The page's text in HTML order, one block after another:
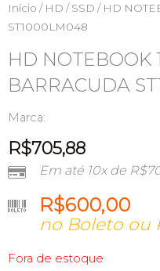
Início / HD / SSD / HD
ST1000LM048
HD NOTEBOOK
BARRACUDA
Marca:
R$705,88
Em até 10x de R$
R$600,00
no Boleto ou
Fora de estoque